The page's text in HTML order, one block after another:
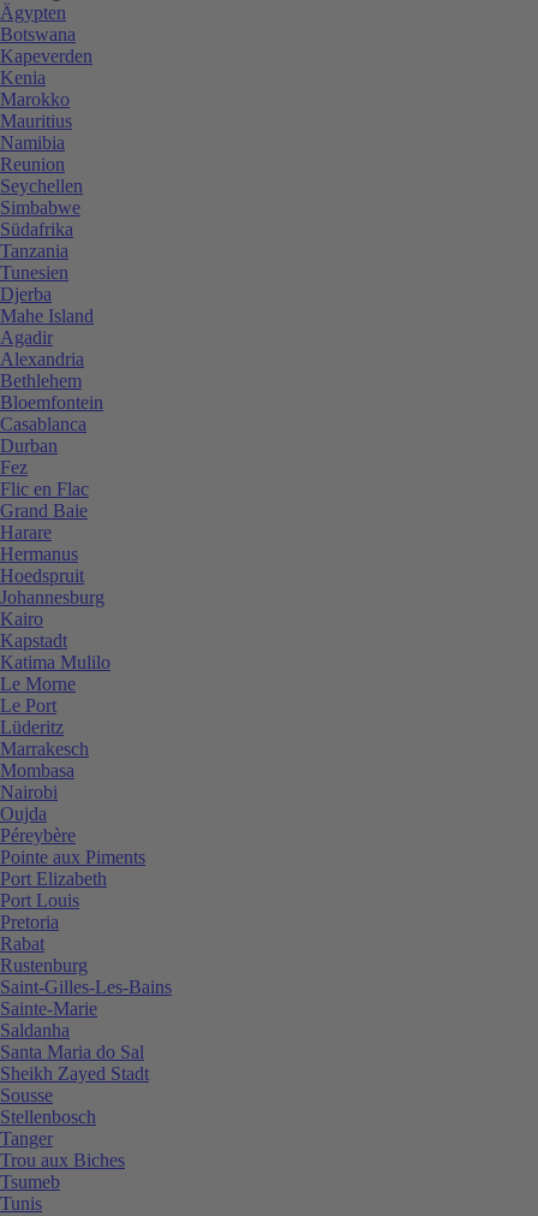
Ägypten
Botswana
Kapeverden
Kenia
Marokko
Mauritius
Namibia
Reunion
Seychellen
Simbabwe
Südafrika
Tanzania
Tunesien
Djerba
Mahe Island
Agadir
Alexandria
Bethlehem
Bloemfontein
Casablanca
Durban
Fez
Flic en Flac
Grand Baie
Harare
Hermanus
Hoedspruit
Johannesburg
Kairo
Kapstadt
Katima Mulilo
Le Morne
Le Port
Lüderitz
Marrakesch
Mombasa
Nairobi
Oujda
Péreybère
Pointe aux Piments
Port Elizabeth
Port Louis
Pretoria
Rabat
Rustenburg
Saint-Gilles-Les-Bains
Sainte-Marie
Saldanha
Santa Maria do Sal
Sheikh Zayed Stadt
Sousse
Stellenbosch
Tanger
Trou aux Biches
Tsumeb
Tunis